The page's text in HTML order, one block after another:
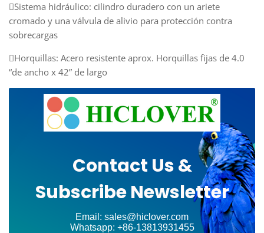
Sistema hidráulico: cilindro duradero con un ariete
cromado y una válvula de alivio para protección contra
sobrecargas
Horquillas: Acero resistente aprox. Horquillas fijas de 4.0
“de ancho x 42” de largo
Contact Us &
Subscribe Newsletter
Email: sales@hiclover.com
Whatsapp: +86-13813931455